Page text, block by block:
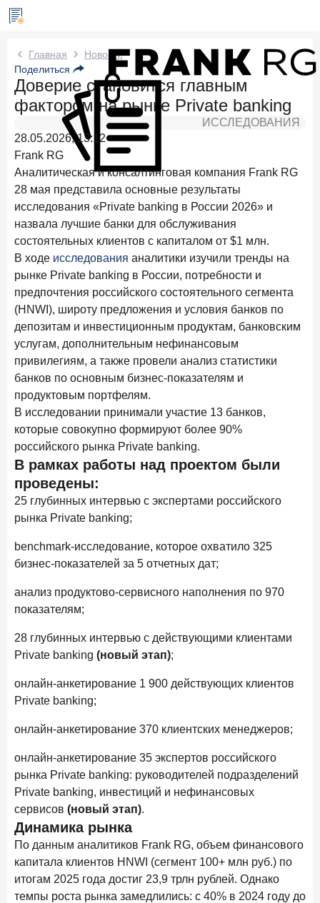
Новости Frank RG
Два дня назад ИССЛЕДОВАНИЕ
Клиентский путь компании МСБ при смене
руководителя в банке обслуживания
24 июля 2026 года
Ипотека в России: итоги июня 2026 года в цифрах
22 июля 2026 года ИССЛЕДОВАНИЕ
Выгодные тарифы на брокерское обслуживание —
существенный фактор выбора брокера
Клиенты чаще всего узнают о сберегательных
продуктах из рекламы в интернете и на ТВ
9 июля 2026 года
С ростом благосостояния клиентов-сберегателей
увеличивается и склонность к диверсификации
7 июля 2026 года
По итогам июня 2026 года объем выдач кредитов
составил 1 166,4 млрд руб.
3 июля 2026 года
«Скорость измеряется секундами». Новые стандарты
банковского контакт-центра
Ипотека в России: итоги мая 2026 года в цифрах
22 июня 2026 года
«Честность — индустриальный стандарт»: как банки
завоевывают лояльность private-клиентов
По итогам мая 2026 года объем выдач кредитов
составил 993,8 млрд руб.
Рассылка Frank RG
Итоги недели, наша трактовка основных событий
на банковском рынке
ПОДПИСАТЬСЯ
Я согласен с условиямиобработки данных
4 июня 2026 года
Синергия интеллектов: будущее контакт-центров в
партнерстве человека и технологий
1 июня 2026 года
Главная
Новости
Поделиться
Доверие становится главным
фактором на рынке Private banking
ИССЛЕДОВАНИЯ
28.05.2026, 13:12
Frank RG
Аналитическая и консалтинговая компания Frank RG
28 мая представила основные результаты
исследования «Private banking в России 2026» и
назвала лучшие банки для обслуживания
состоятельных клиентов с капиталом от $1 млн.
В ходе исследования аналитики изучили тренды на
рынке Private banking в России, потребности и
предпочтения российского состоятельного сегмента
(HNWI), широту предложения и условия банков по
депозитам и инвестиционным продуктам, банковским
услугам, дополнительным нефинансовым
привилегиям, а также провели анализ статистики
банков по основным бизнес-показателям и
продуктовым портфелям.
В исследовании принимали участие 13 банков,
которые совокупно формируют более 90%
российского рынка Private banking.
В рамках работы над проектом были
проведены:
25 глубинных интервью с экспертами российского
рынка Private banking;
benchmark-исследование, которое охватило 325
бизнес-показателей за 5 отчетных дат;
анализ продуктово-сервисного наполнения по 970
показателям;
28 глубинных интервью с действующими клиентами
Private banking (новый этап);
онлайн-анкетирование 1 900 действующих клиентов
Private banking;
онлайн-анкетирование 370 клиентских менеджеров;
онлайн-анкетирование 35 экспертов российского
рынка Private banking: руководителей подразделений
Private banking, инвестиций и нефинансовых
сервисов (новый этап).
Динамика рынка
По данным аналитиков Frank RG, объем финансового
капитала клиентов HNWI (сегмент 100+ млн руб.) по
итогам 2025 года достиг 23,9 трлн рублей. Однако
темпы роста рынка замедлились: с 40% в 2024 году до